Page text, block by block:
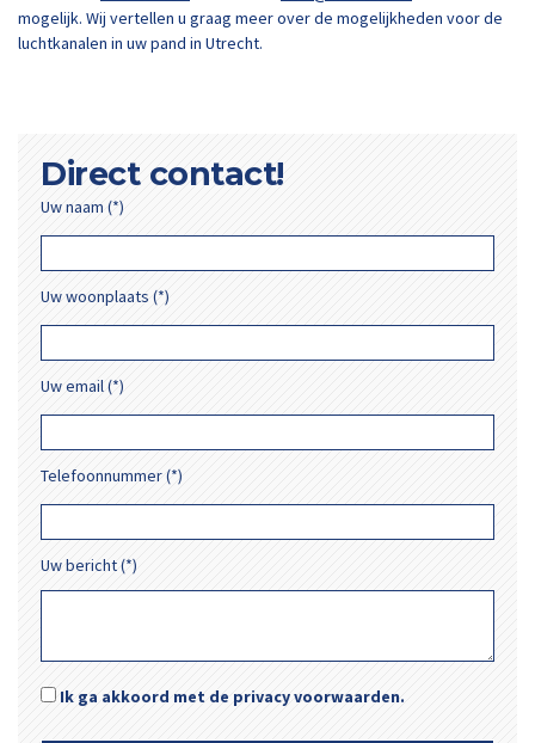
mogelijk. Wij vertellen u graag meer over de mogelijkheden voor de
luchtkanalen in uw pand in Utrecht.
Direct contact!
Uw naam (*)
Uw woonplaats (*)
Uw email (*)
Telefoonnummer (*)
Uw bericht (*)
Ik ga akkoord met de privacy voorwaarden.